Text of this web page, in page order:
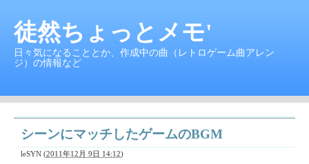
徒然ちょっとメモ'
日々気になることとか、作成中の曲（レトロゲーム曲アレン
ジ）の情報など
シーンにマッチしたゲームのBGM
leSYN (2011年12月 9日 14:12)